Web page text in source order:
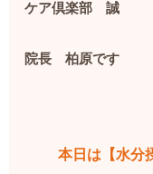
ケア倶楽部 誠
院長 柏原です
本日は【水分